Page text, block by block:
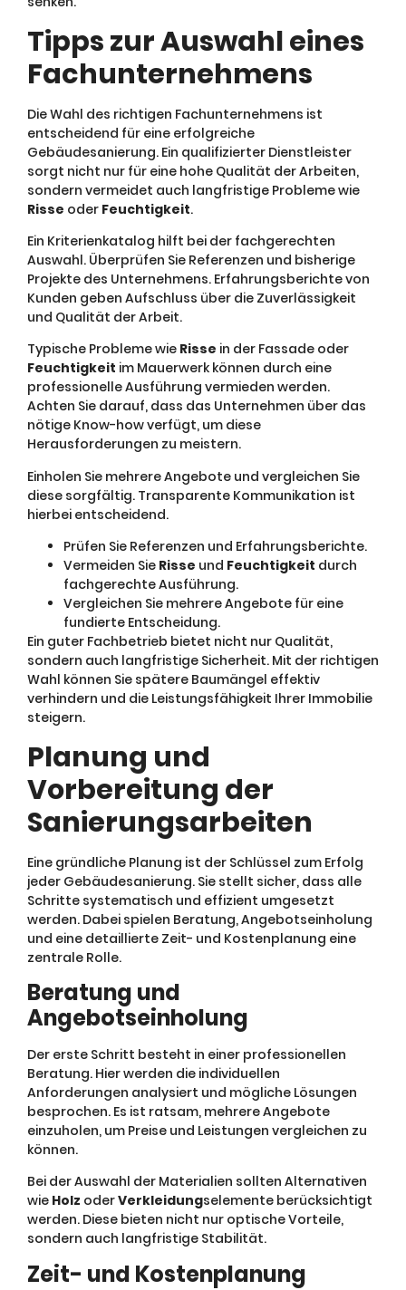
Tipps zur Auswahl eines
Fachunternehmens
Die Wahl des richtigen Fachunternehmens ist
entscheidend für eine erfolgreiche
Gebäudesanierung. Ein qualifizierter Dienstleister
sorgt nicht nur für eine hohe Qualität der Arbeiten,
sondern vermeidet auch langfristige Probleme wie
Risse oder Feuchtigkeit.
Ein Kriterienkatalog hilft bei der fachgerechten
Auswahl. Überprüfen Sie Referenzen und bisherige
Projekte des Unternehmens. Erfahrungsberichte von
Kunden geben Aufschluss über die Zuverlässigkeit
und Qualität der Arbeit.
Typische Probleme wie Risse in der Fassade oder
Feuchtigkeit im Mauerwerk können durch eine
professionelle Ausführung vermieden werden.
Achten Sie darauf, dass das Unternehmen über das
nötige Know-how verfügt, um diese
Herausforderungen zu meistern.
Einholen Sie mehrere Angebote und vergleichen Sie
diese sorgfältig. Transparente Kommunikation ist
hierbei entscheidend.
Prüfen Sie Referenzen und Erfahrungsberichte.
Vermeiden Sie Risse und Feuchtigkeit durch
fachgerechte Ausführung.
Vergleichen Sie mehrere Angebote für eine
fundierte Entscheidung.
Ein guter Fachbetrieb bietet nicht nur Qualität,
sondern auch langfristige Sicherheit. Mit der richtigen
Wahl können Sie spätere Baumängel effektiv
verhindern und die Leistungsfähigkeit Ihrer Immobilie
steigern.
Planung und
Vorbereitung der
Sanierungsarbeiten
Eine gründliche Planung ist der Schlüssel zum Erfolg
jeder Gebäudesanierung. Sie stellt sicher, dass alle
Schritte systematisch und effizient umgesetzt
werden. Dabei spielen Beratung, Angebotseinholung
und eine detaillierte Zeit- und Kostenplanung eine
zentrale Rolle.
Beratung und
Angebotseinholung
Der erste Schritt besteht in einer professionellen
Beratung. Hier werden die individuellen
Anforderungen analysiert und mögliche Lösungen
besprochen. Es ist ratsam, mehrere Angebote
einzuholen, um Preise und Leistungen vergleichen zu
können.
Bei der Auswahl der Materialien sollten Alternativen
wie Holz oderVerkleidungselemente berücksichtigt
werden. Diese bieten nicht nur optische Vorteile,
sondern auch langfristige Stabilität.
Zeit- und Kostenplanung